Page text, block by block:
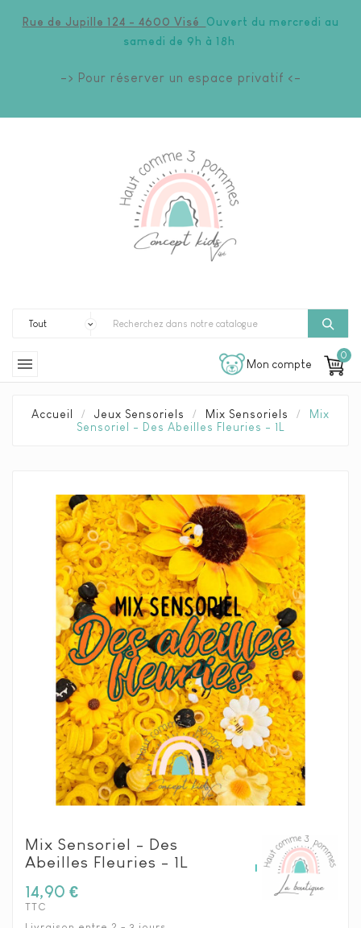
Rue de Jupille 124 - 4600 Visé Ouvert du mercredi au
samedi de 9h à 18h
-> Pour réserver un espace privatif <-
 Mon compte
0
Accueil Jeux Sensoriels Mix Sensoriels
Mix
Sensoriel - Des Abeilles Fleuries - 1L
Mix Sensoriel - Des
Abeilles Fleuries - 1L
14,90 €
TTC